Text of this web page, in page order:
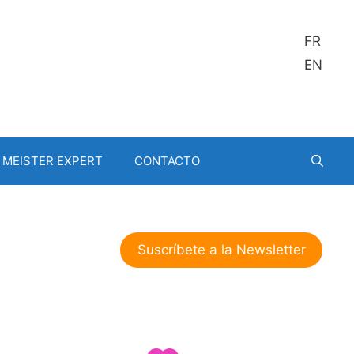
FR
EN
MEISTER EXPERT CONTACTO
Suscríbete a la Newsletter